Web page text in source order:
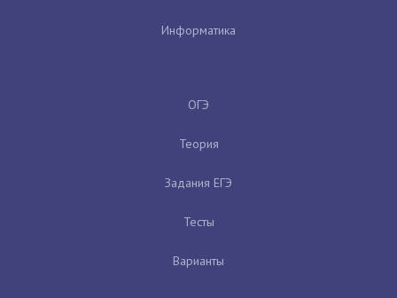
Информатика
ОГЭ
Теория
Задания ЕГЭ
Тесты
Варианты